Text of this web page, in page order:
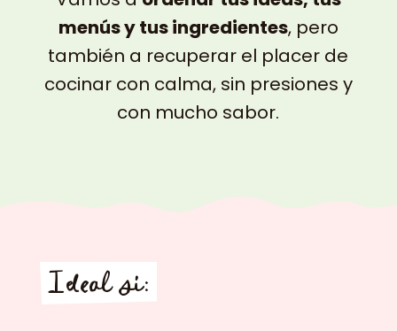
menús y tus ingredientes, pero
también a recuperar el placer de
cocinar con calma, sin presiones y
con mucho sabor.
Ideal si: